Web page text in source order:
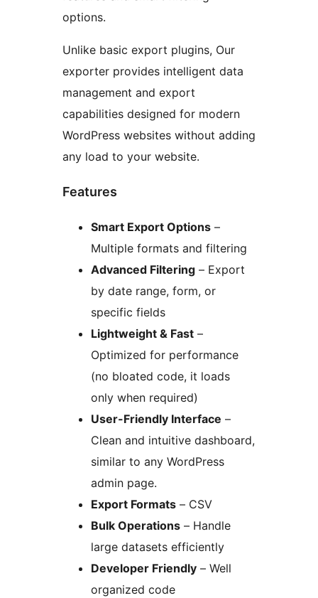
options.
Unlike basic export plugins, Our
exporter provides intelligent data
management and export
capabilities designed for modern
WordPress websites without adding
any load to your website.
Features
Smart Export Options –
Multiple formats and filtering
Advanced Filtering – Export
by date range, form, or
specific fields
Lightweight & Fast –
Optimized for performance
(no bloated code, it loads
only when required)
User-Friendly Interface –
Clean and intuitive dashboard,
similar to any WordPress
admin page.
Export Formats – CSV
Bulk Operations – Handle
large datasets efficiently
Developer Friendly – Well
organized code